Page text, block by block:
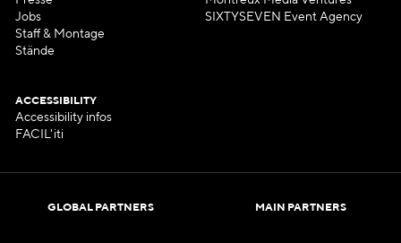
Jobs
Staff & Montage
Stände
SIXTYSEVEN Event Agency
ACCESSIBILITY
Accessibility infos
FACIL'iti
GLOBAL PARTNERS MAIN PARTNERS